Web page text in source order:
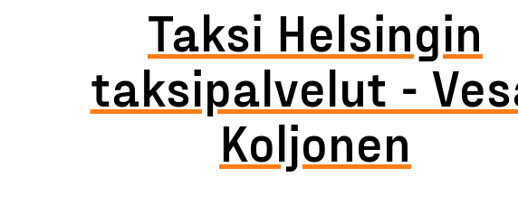
Taksi Helsingin
taksipalvelut -
Koljonen